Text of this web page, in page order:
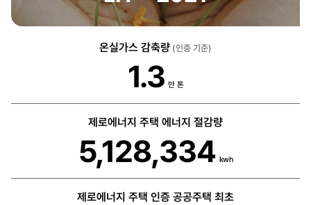
온실가스 감축량 (인증 기준)
1.3 만 톤
제로에너지 주택 에너지 절감량
5,128,334 kwh
제로에너지 주택 인증 공공주택 최초